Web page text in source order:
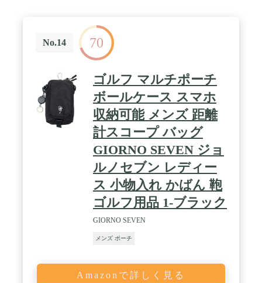
No.14 70
ゴルフ マルチポーチ
ボールケース スマホ
収納可能 メンズ 距離
計スコープ バッグ
GIORNO SEVEN ジョ
ルノセブン レディー
ス 小物入れ かばん 鞄
ゴルフ用品 1-ブラック
GIORNO SEVEN
メンズ ポーチ
Amazonで詳しく見る